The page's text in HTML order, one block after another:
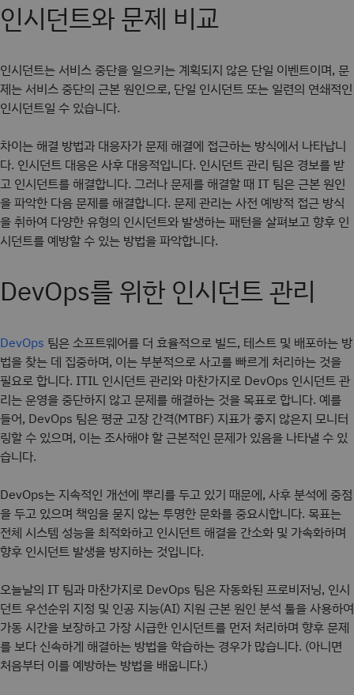
인시던트와 문제 비교
인시던트는 서비스 중단을 일으키는 계획되지 않은 단일 이벤트이며, 문
제는 서비스 중단의 근본 원인으로, 단일 인시던트 또는 일련의 연쇄적인
인시던트일 수 있습니다.
차이는 해결 방법과 대응자가 문제 해결에 접근하는 방식에서 나타납니
다. 인시던트 대응은 사후 대응적입니다. 인시던트 관리 팀은 경보를 받
고 인시던트를 해결합니다. 그러나 문제를 해결할 때 IT 팀은 근본 원인
을 파악한 다음 문제를 해결합니다. 문제 관리는 사전 예방적 접근 방식
을 취하여 다양한 유형의 인시던트와 발생하는 패턴을 살펴보고 향후 인
시던트를 예방할 수 있는 방법을 파악합니다.
DevOps를 위한 인시던트 관리
DevOps 팀은 소프트웨어를 더 효율적으로 빌드, 테스트 및 배포하는 방
법을 찾는 데 집중하며, 이는 부분적으로 사고를 빠르게 처리하는 것을
필요로 합니다. ITIL 인시던트 관리와 마찬가지로 DevOps 인시던트 관
리는 운영을 중단하지 않고 문제를 해결하는 것을 목표로 합니다. 예를
들어, DevOps 팀은 평균 고장 간격(MTBF) 지표가 좋지 않은지 모니터
링할 수 있으며, 이는 조사해야 할 근본적인 문제가 있음을 나타낼 수 있
습니다.
DevOps는 지속적인 개선에 뿌리를 두고 있기 때문에, 사후 분석에 중점
을 두고 있으며 책임을 묻지 않는 투명한 문화를 중요시합니다. 목표는
전체 시스템 성능을 최적화하고 인시던트 해결을 간소화 및 가속화하며
향후 인시던트 발생을 방지하는 것입니다.
오늘날의 IT 팀과 마찬가지로 DevOps 팀은 자동화된 프로비저닝, 인시
던트 우선순위 지정 및 인공 지능(AI) 지원 근본 원인 분석 툴을 사용하여
가동 시간을 보장하고 가장 시급한 인시던트를 먼저 처리하며 향후 문제
를 보다 신속하게 해결하는 방법을 학습하는 경우가 많습니다. (아니면
처음부터 이를 예방하는 방법을 배웁니다.)